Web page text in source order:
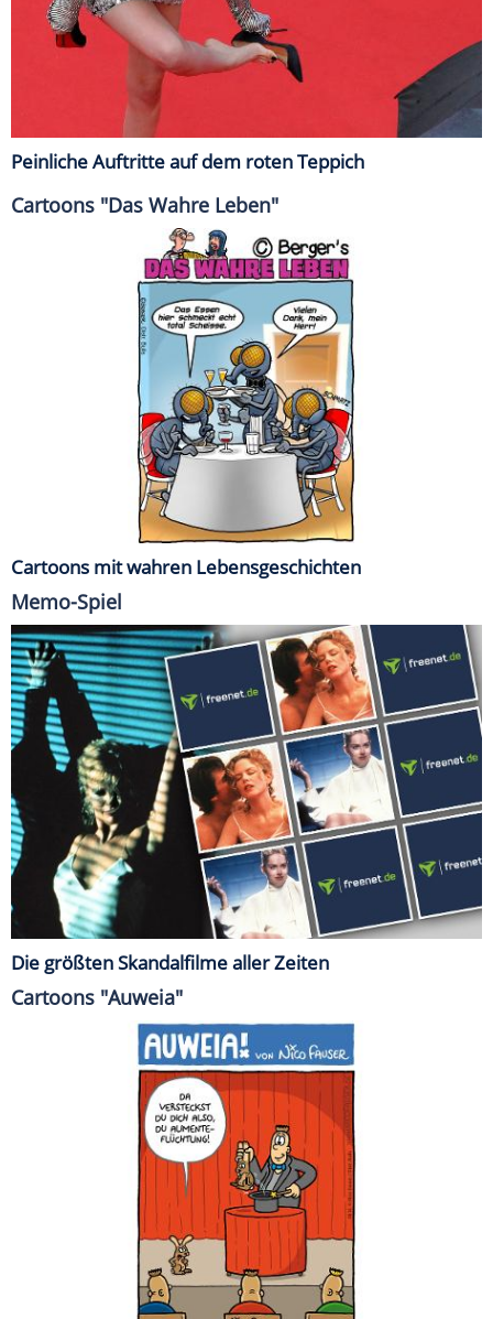
Peinliche Auftritte auf dem roten Teppich
Cartoons "Das Wahre Leben"
Cartoons mit wahren Lebensgeschichten
Memo-Spiel
Die größten Skandalfilme aller Zeiten
Cartoons "Auweia"